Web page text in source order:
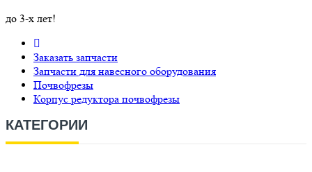
до 3-х лет!
Заказать запчасти
Запчасти для навесного оборудования
Почвофрезы
Корпус редуктора почвофрезы
КАТЕГОРИИ